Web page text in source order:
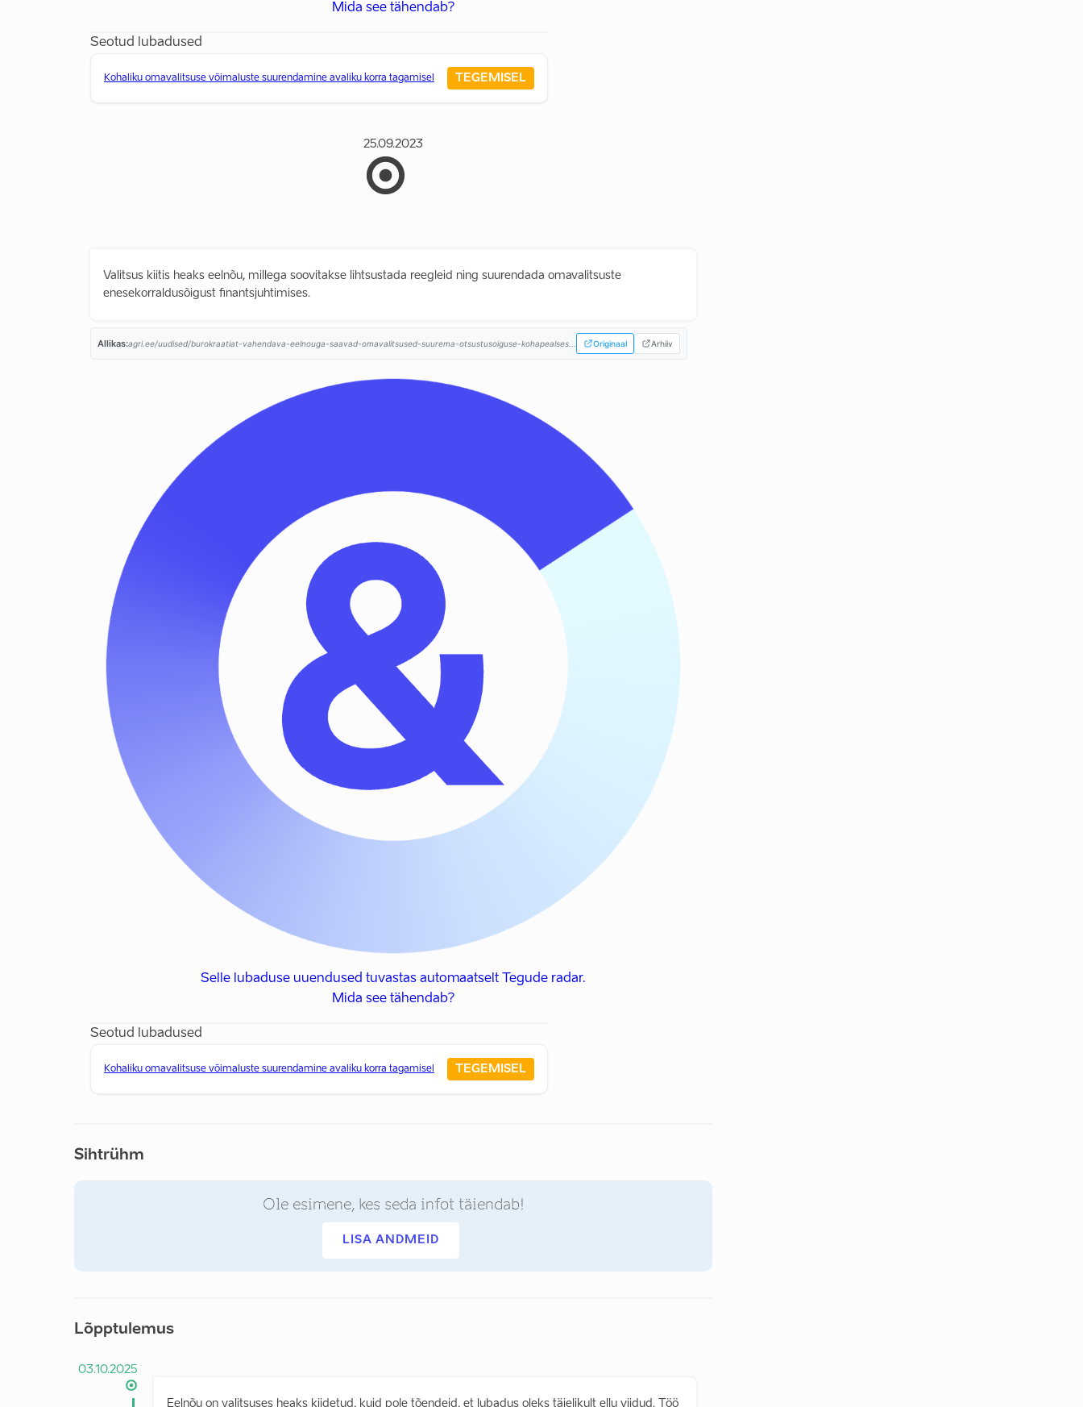
Mida see tähendab?
Seotud lubadused
Kohaliku omavalitsuse võimaluste suurendamine avaliku korra tagamisel TEGEMISEL
25.09.2023
Valitsus kiitis heaks eelnõu, millega soovitakse lihtsustada reegleid ning suurendada omavalitsuste
enesekorraldusõigust finantsjuhtimises.
Allikas:agri.ee/uudised/burokraatiat-vahendava-eelnouga-saavad-omavalitsused-suurema-otsustusoiguse-kohapealses... Originaal Arhiiv
Selle lubaduse uuendused tuvastas automaatselt Tegude radar.
Mida see tähendab?
Seotud lubadused
Kohaliku omavalitsuse võimaluste suurendamine avaliku korra tagamisel TEGEMISEL
Sihtrühm
Ole esimene, kes seda infot täiendab!
LISA ANDMEID
Lõpptulemus
03.10.2025
Eelnõu on valitsuses heaks kiidetud, kuid pole tõendeid, et lubadus oleks täielikult ellu viidud. Töö